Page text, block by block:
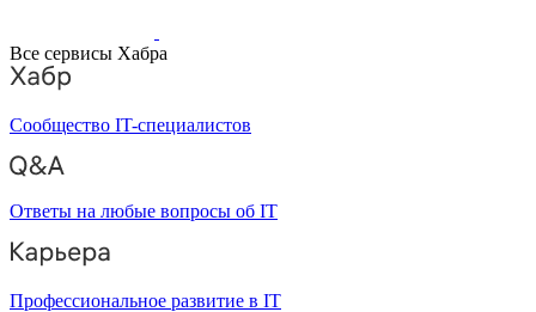
Все сервисы Хабра
Сообщество IT-специалистов
Ответы на любые вопросы об IT
Профессиональное развитие в IT